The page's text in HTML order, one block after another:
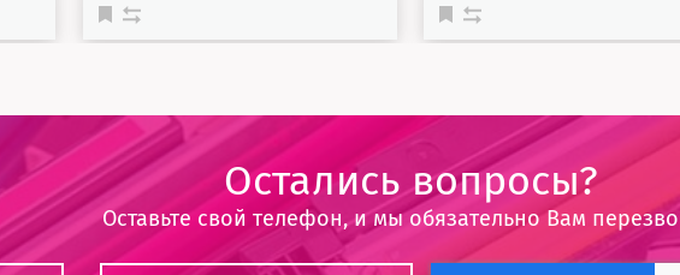
Остались вопросы?
Оставьте свой телефон, и мы обязательно Вам